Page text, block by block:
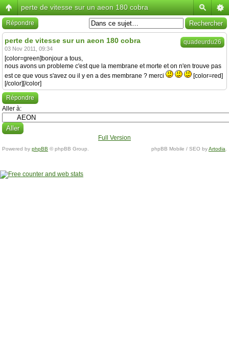
perte de vitesse sur un aeon 180 cobra
Répondre
quadeurdu26
perte de vitesse sur un aeon 180 cobra
03 Nov 2011, 09:34
[color=green]bonjour a tous,
nous avons un probleme c'est que la membrane et morte et on n'en trouve pas
est ce que vous s'avez ou il y en a des membrane ? merci
[color=red]
[/color][/color]
Répondre
Aller à:
Full Version
Powered by phpBB © phpBB Group. phpBB Mobile / SEO byArtodia